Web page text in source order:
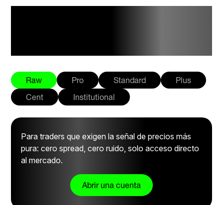
Raw Pro Standard
Plus
Cent
Institutional
Para traders que exigen la señal de precios más
pura: cero spread, cero ruido, solo acceso directo
al mercado.
Abrir una cuenta